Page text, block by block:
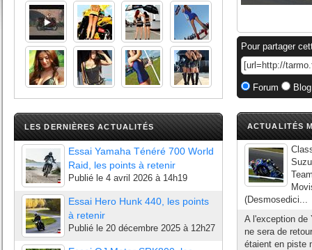
LES DERNIÈRES ACTUALITÉS
Essai Yamaha Ténéré 700 World
Raid, les points à retenir
Publié le 4 avril 2026 à 14h19
Essai Hero Hunk 440, les points
à retenir
Publié le 20 décembre 2025 à 12h27
Pour partager
Forum
ACTUALITÉS
(Desmosedici...
A l'exception de
ne sera de
étaient en piste